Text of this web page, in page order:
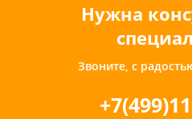
Нужна
Звоните, с